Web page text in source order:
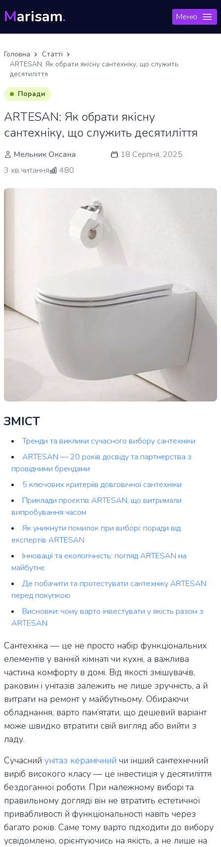
Marisam. Меню
Головна
Статті
ARTESAN: Як обрати якісну сантехніку, що служить
десятиліття
Поради
ARTESAN: Як обрати якісну
сантехніку, що служить десятиліття
Мельник Оксана
18 Серпня, 2025
3 хв.читання
480
ЗМІСТ
Тренди та виклики сучасного вибору сантехніки
ARTESAN — 20 років досвіду та партнерства з
провідними брендами
5 ключових критеріїв довговічної сантехніки
Приклади проєктів ARTESAN, що витримали
випробування часом
Як уникнути помилок при виборі: поради від
експертів ARTESAN
Інновації та екологічність: погляд ARTESAN на
майбутнє
Де побачити та протестувати сантехніку ARTESAN
перед покупкою
Висновки: чому варто інвестувати у якість разом з
ARTESAN
Сантехніка — це не просто набір функціональних
елементів у ванній кімнаті чи кухні, а важлива
частина комфорту в домі. Від якості змішувачів,
раковин і унітазів залежить не лише зручність, а й
витрати на ремонт у майбутньому. Обираючи
обладнання, варто пам’ятати, що дешевий варіант
може швидко втратити свій вигляд або вийти з
ладу.
Сучасний унітаз керамічний чи інший сантехнічний
виріб високого класу — це інвестиція у десятиліття
бездоганної роботи. При належному виборі та
правильному догляді він не втратить естетичної
привабливості й функціональності навіть через
багато років. Саме тому варто підходити до вибору
усвідомлено, орієнтуючись на якість, а не лише на